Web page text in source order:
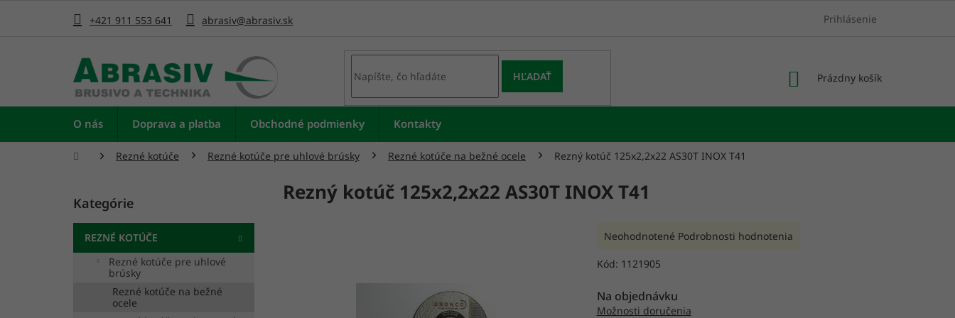
+421 911 553 641 abrasiv@abrasiv.sk Prihlásenie
HĽADAŤ
NÁKUPNÝ
Prázdny košík
O nás Doprava a platba Obchodné podmienky Kontakty
DomovRezné kotúče Rezné kotúče pre uhlové brúsky Rezné kotúče na bežné ocele Rezný kotúč 125x2,2x22 AS30T INOX T41
Preskočiť
kategórie
Kategórie
REZNÉ KOTÚČE
Rezné kotúče pre uhlové
brúsky
Rezné kotúče na bežné
ocele
Rezný kotúč 125x2,2x22 AS30T INOX T41
Kód: 1121905
Na objednávku
Možnosti doručenia
Priemerné
produktu
0,0
z
Neohodnotené Podrobnosti hodnotenia